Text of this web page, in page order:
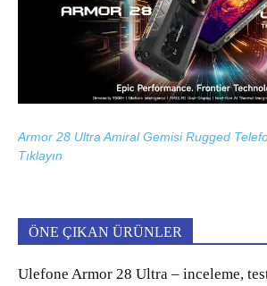
Armor 28 Ultra Amiral Gemisi Rugged
Tıklayın
ÖNE ÇIKAN ÜRÜNLER
Ulefone Armor 28 Ultra – inceleme,